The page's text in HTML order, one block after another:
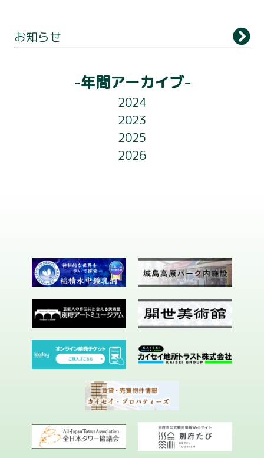
観 光
アクセス
ライトアップ
フロアガイド
お知らせ
ナ
ビ
お知らせ
-年間アーカイブ-
2024
2023
2025
2026